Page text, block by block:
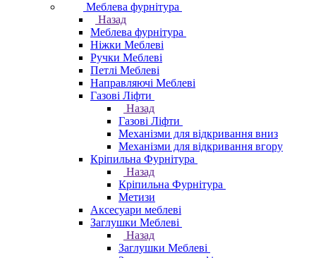
Меблева фурнітура
Назад
Меблева фурнітура
Ніжки Меблеві
Ручки Меблеві
Петлі Меблеві
Направляючі Меблеві
Газові Ліфти
Назад
Газові Ліфти
Механізми для відкривання вниз
Механізми для відкривання вгору
Кріпильна Фурнітура
Назад
Кріпильна Фурнітура
Метизи
Аксесуари меблеві
Заглушки Меблеві
Назад
Заглушки Меблеві